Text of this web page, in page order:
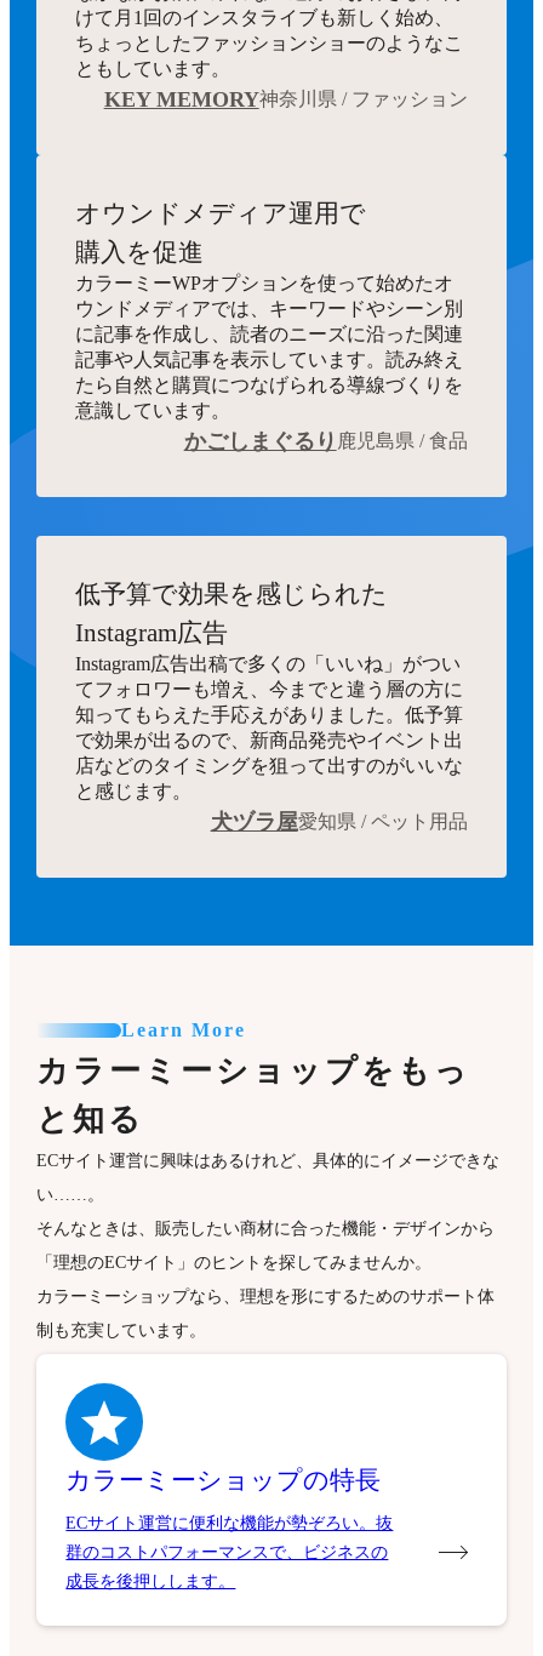
けて月1回のインスタライブも新しく始め、
ちょっとしたファッションショーのようなこ
ともしています。
KEY MEMORY神奈川県 / ファッション
オウンドメディア運用で
購入を促進
カラーミーWPオプションを使って始めたオ
ウンドメディアでは、キーワードやシーン別
に記事を作成し、読者のニーズに沿った関連
記事や人気記事を表示しています。読み終え
たら自然と購買につなげられる導線づくりを
意識しています。
かごしまぐるり 鹿児島県 / 食品
低予算で効果を感じられた
Instagram広告
Instagram広告出稿で多くの「いいね」がつい
てフォロワーも増え、今までと違う層の方に
知ってもらえた手応えがありました。低予算
で効果が出るので、新商品発売やイベント出
店などのタイミングを狙って出すのがいいな
と感じます。
犬ヅラ屋愛知県 / ペット用品
Learn More
カラーミーショップをもっ
と知る
ECサイト運営に興味はあるけれど、具体的にイメージできな
い……。
そんなときは、販売したい商材に合った機能・デザインから
「理想のECサイト」のヒントを探してみませんか。
カラーミーショップなら、理想を形にするためのサポート体
制も充実しています。
カラーミーショップの特長
ECサイト運営に便利な機能が勢ぞろい。抜
群のコストパフォーマンスで、ビジネスの
成長を後押しします。